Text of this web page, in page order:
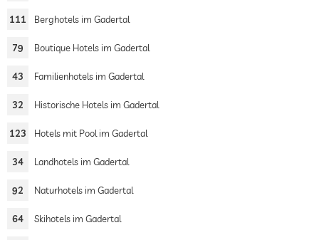
111 Berghotels im Gadertal
79 Boutique Hotels im Gadertal
43 Familienhotels im Gadertal
32 Historische Hotels im Gadertal
123 Hotels mit Pool im Gadertal
34 Landhotels im Gadertal
92 Naturhotels im Gadertal
64 Skihotels im Gadertal